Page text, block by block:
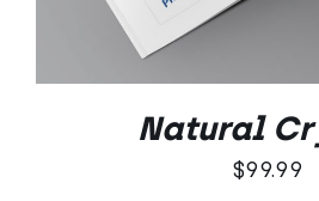
Natural
$99.99